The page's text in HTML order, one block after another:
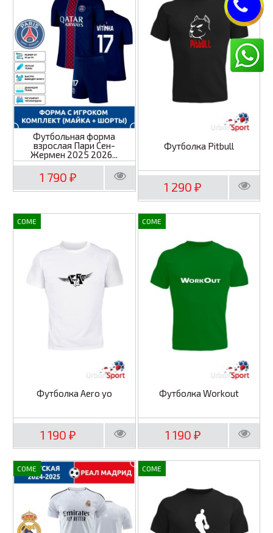
Футбольная форма
взрослая Пари Сен-
Жермен 2025 2026...
1 790₽
Футболка Pitbull
1 290₽
COME
Футболка Aero yo
1 190₽
COME
Футболка Workout
1 190 ₽
COME COME